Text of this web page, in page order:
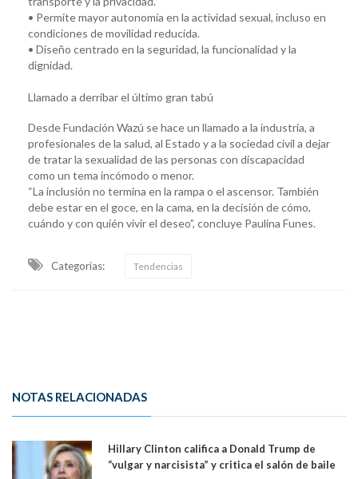
• Permite mayor autonomía en la actividad sexual, incluso en
condiciones de movilidad reducida.
• Diseño centrado en la seguridad, la funcionalidad y la
dignidad.
Llamado a derribar el último gran tabú
Desde Fundación Wazú se hace un llamado a la industria, a
profesionales de la salud, al Estado y a la sociedad civil a dejar
de tratar la sexualidad de las personas con discapacidad
como un tema incómodo o menor.
“La inclusión no termina en la rampa o el ascensor. También
debe estar en el goce, en la cama, en la decisión de cómo,
cuándo y con quién vivir el deseo”, concluye Paulina Funes.
Categorias: Tendencias
NOTAS RELACIONADAS
Hillary Clinton califica a Donald Trump de
“vulgar y narcisista” y critica el salón de baile